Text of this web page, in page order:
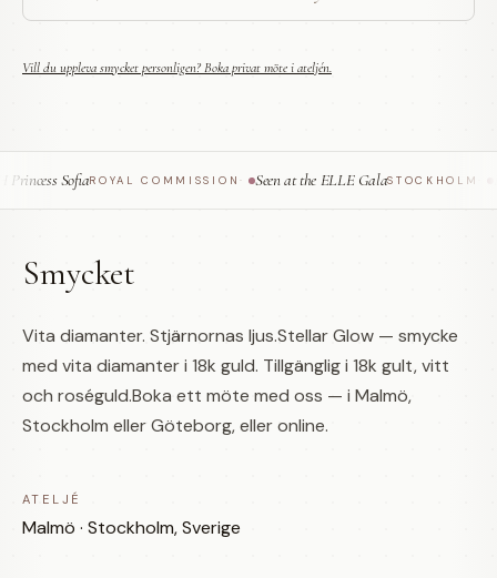
Vill du uppleva smycket personligen? Boka privat möte i ateljén.
SofiaROYAL COMMISSION · Seen at the ELLE GalaSTOCKHOLM ·
Smycket
Vita diamanter. Stjärnornas ljus.Stellar Glow — smycke
med vita diamanter i 18k guld. Tillgänglig i 18k gult, vitt
och roséguld.Boka ett möte med oss — i Malmö,
Stockholm eller Göteborg, eller online.
ATELJÉ
Malmö · Stockholm, Sverige